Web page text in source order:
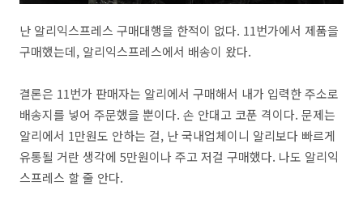
난 알리익스프레스 구매대행을 한적이 없다. 11번가에서 제품을
구매했는데, 알리익스프레스에서 배송이 왔다.
결론은 11번가 판매자는 알리에서 구매해서 내가 입력한 주소로
배송지를 넣어 주문했을 뿐이다. 손 안대고 코푼 격이다. 문제는
알리에서 1만원도 안하는 걸, 난 국내업체이니 알리보다 빠르게
유통될 거란 생각에 5만원이나 주고 저걸 구매했다. 나도 알리익
스프레스 할 줄 안다.